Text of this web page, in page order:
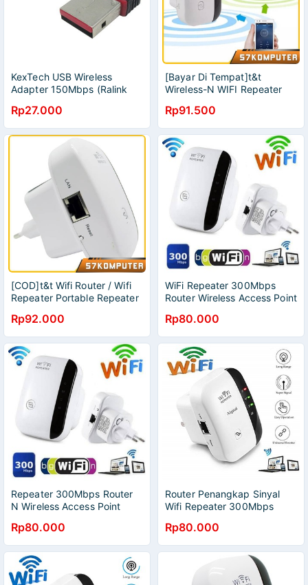
KexTech USB Wireless
Adapter 150Mbps (Ralink
Rp27.000
[Bayar Di Tempat]t&t
Wireless-N WIFI Repeater
Repeater Hotspot
Rp91.500
[COD]t&t Wifi Router / Wifi
Repeater Portable Repeater
Rp92.000
WiFi Repeater 300Mbps
Router Wireless Access Point
Wifi
Rp80.000
Repeater 300Mbps Router
N Wireless Access Point
Wifi Portable
Rp80.000
Router Penangkap Sinyal
Wifi Repeater 300Mbps
Rp80.000